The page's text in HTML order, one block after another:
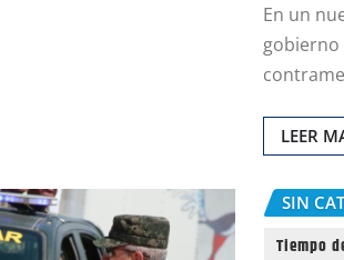
En un
gobierno
LEER
SIN